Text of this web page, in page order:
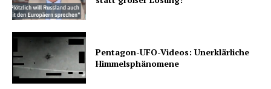
Pentagon-UFO-Videos: Unerklärliche
Himmelsphänomene